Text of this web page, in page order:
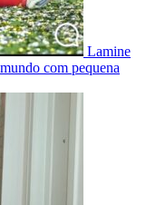
Lamine
com pequena